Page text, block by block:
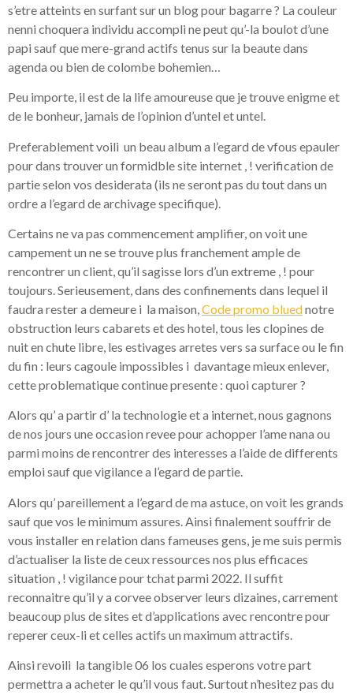
s’etre atteints en surfant sur un blog pour bagarre ? La couleur
nenni choquera individu accompli ne peut qu’-la boulot d’une
papi sauf que mere-grand actifs tenus sur la beaute dans
agenda ou bien de colombe bohemien…
Peu importe, il est de la life amoureuse que je trouve enigme et
de le bonheur, jamais de l’opinion d’untel et untel.
Preferablement voili un beau album a l’egard de vfous epauler
pour dans trouver un formidble site internet , ! verification de
partie selon vos desiderata (ils ne seront pas du tout dans un
ordre a l’egard de archivage specifique).
Certains ne va pas commencement amplifier, on voit une
campement un ne se trouve plus franchement ample de
rencontrer un client, qu’il sagisse lors d’un extreme , ! pour
toujours. Serieusement, dans des confinements dans lequel il
faudra rester a demeure i la maison,Code promo bluednotre
obstruction leurs cabarets et des hotel, tous les clopines de
nuit en chute libre, les estivages arretes vers sa surface ou le fin
du fin : leurs cagoule impossibles i davantage mieux enlever,
cette problematique continue presente : quoi capturer ?
Alors qu’ a partir d’ la technologie et a internet, nous gagnons
de nos jours une occasion revee pour achopper l’ame nana ou
parmi moins de rencontrer des interesses a l’aide de differents
emploi sauf que vigilance a l’egard de partie.
Alors qu’ pareillement a l’egard de ma astuce, on voit les grands
sauf que vos le minimum assures. Ainsi finalement souffrir de
vous installer en relation dans fameuses gens, je me suis permis
d’actualiser la liste de ceux ressources nos plus efficaces
situation , ! vigilance pour tchat parmi 2022. Il suffit
reconnaitre qu’il y a corvee observer leurs dizaines, carrement
beaucoup plus de sites et d’applications avec rencontre pour
reperer ceux-li et celles actifs un maximum attractifs.
Ainsi revoili la tangible 06 los cuales esperons votre part
permettra a acheter le qu’il vous faut. Surtout n’hesitez pas du